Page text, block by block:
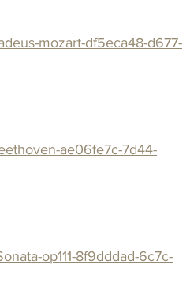
mozart-df5eca48-d677-
ae06fe7c-7d44-
op111-8f9dddad-6c7c-